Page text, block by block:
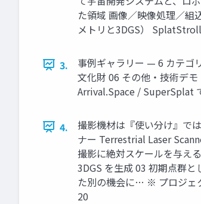
た領域 画像／映像処理／組
メトリと3DGS）
3.
事例ギャラリー — 6 カテゴ
文化財 06 その他・技術デ
Arrival.Space / SuperSplat
4.
撮影機材は『使い分け』で
ナー Terrestrial Laser
撮影に絶対スケールを与え
3DGS を生成 03 初期点群
た別の機会に… ※ プロジェ
20